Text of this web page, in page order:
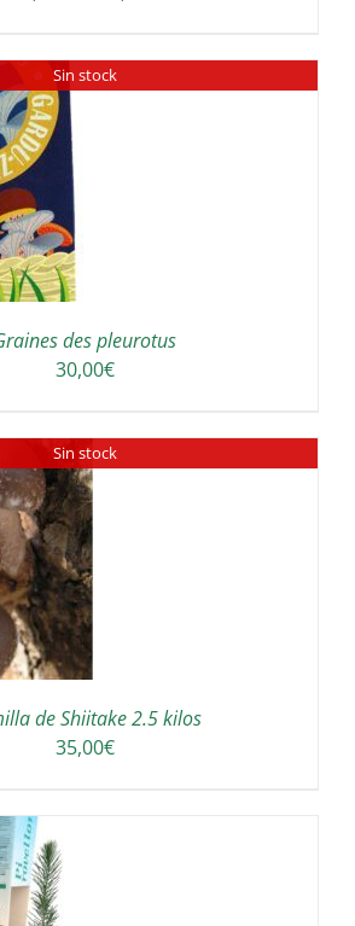
Sin stock
des pleurotus
30,00€
Sin stock
de Shiitake 2.5 kilos
35,00€